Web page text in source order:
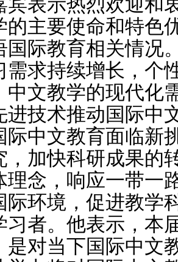
宾表示热烈欢迎和
的主要使命和特色
国际教育相关情况
需求持续增长，个
中文教学的现代化
进技术推动国际中
际中文教育面临新
，加快科研成果的
理念，响应一带一
际环境，促进教学
习者。他表示，本
是对当下国际中文